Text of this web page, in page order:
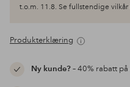
t.o.m. 11.8. Se fullstendige vilkår
Produkterklæring
Ny kunde?– 40% rabatt